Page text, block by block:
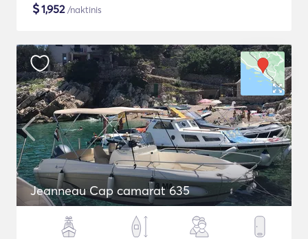
$1,952/naktinis
Jeanneau Cap camarat 635